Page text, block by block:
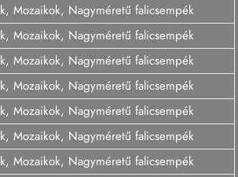
Mozaikok, Nagyméretű falicsempék
Mozaikok, Nagyméretű falicsempék
Mozaikok, Nagyméretű falicsempék
Mozaikok, Nagyméretű falicsempék
Mozaikok, Nagyméretű falicsempék
Mozaikok, Nagyméretű falicsempék
Mozaikok, Nagyméretű falicsempék